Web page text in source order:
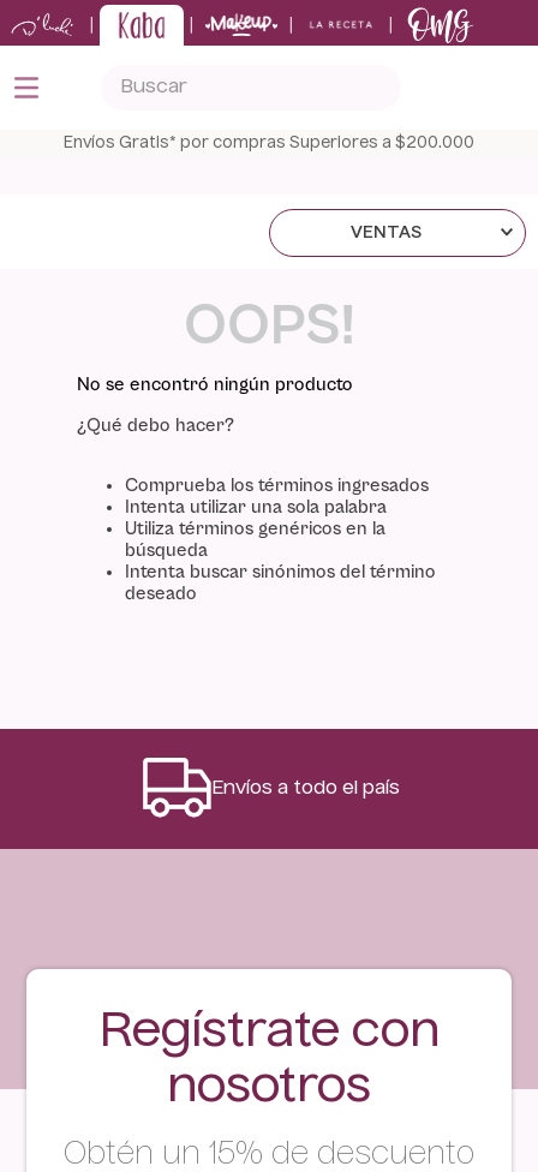
Envíos Gratis* por compras Superiores a $200.000
VENTAS
OOPS!
No se encontró ningún producto
¿Qué debo hacer?
Comprueba los términos ingresados
Intenta utilizar una sola palabra
Utiliza términos genéricos en la
búsqueda
Intenta buscar sinónimos del término
deseado
Envíos a todo el país
Regístrate con
nosotros
Obtén un 15% de descuento
TÉRMINOS MÁS BUSCADOS